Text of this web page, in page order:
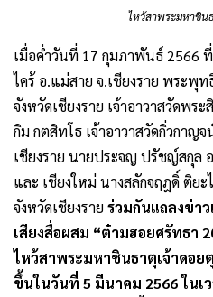
ไหว้สาพระมหาชิน
เมื่อค่ำวันที่ 17 กุมภาพันธ์ 2566
ไคร้ อ.แม่สาย จ.เชียงราย พระพุ
จังหวัดเชียงราย เจ้าอาวาสวัดพร
กิม กตสิทโธ เจ้าอาวาสวัดกิ่วกาญจ
เชียงราย นายประจญ ปรัชญ์สกุล
และ เชียงใหม่ นางสลักจฤฎดิ์ ติย
จังหวัดเชียงราย ร่วมกันแถลงข่า
เสียงสื่อผสม “ต๋ามฮอยศรัทธา
ไหว้สาพระมหาชินธาตุเจ้าดอย
ขึ้นในวันที่ 5 มีนาคม 2566 ในเ